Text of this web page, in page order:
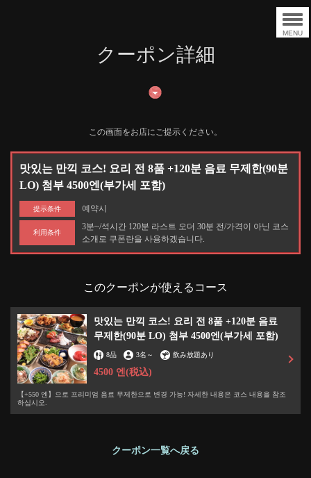
MENU
クーポン詳細
この画面をお店にご提示ください。
맛있는 만끽 코스! 요리 전 8품 +120분 음료 무제한(90분
LO) 첨부 4500엔(부가세 포함)
提示条件 예약시
利用条件
3분~/석시간 120분 라스트 오더 30분 전/가격이 아닌 코스
소개로 쿠폰란을 사용하겠습니다.
このクーポンが使えるコース
맛있는 만끽 코스! 요리 전 8품 +120분 음료
무제한(90분 LO) 첨부 4500엔(부가세 포함)
8品 3名 ～ 飲み放題あり
4500 엔(税込)
【+550 엔】으로 프리미엄 음료 무제한으로 변경 가능! 자세한 내용은 코스 내용을 참조
하십시오.
クーポン一覧へ戻る